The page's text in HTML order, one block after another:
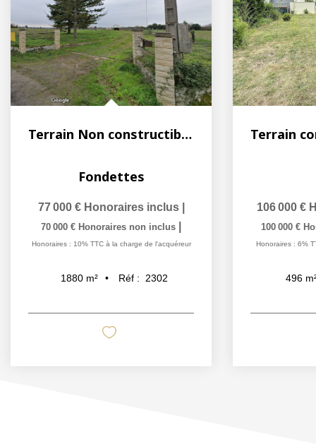
Terrain Non constructible Fondettes
Fondettes
77 000 € Honoraires inclus
70 000 € Honoraires non inclus
Honoraires : 10% TTC à la charge de l'acquéreur
1880 m² Réf : 2302
106 000 €
100 000 €
Honoraires : 6%
496